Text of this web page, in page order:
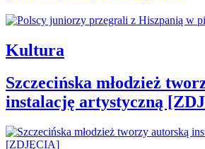
Kultura
Szczecińska młodzież
instalację artystyczną